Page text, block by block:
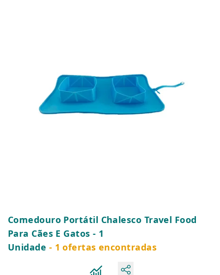
Comedouro Portátil Chalesco Travel Food
Para Cães E Gatos - 1
Unidade - 1 ofertas encontradas